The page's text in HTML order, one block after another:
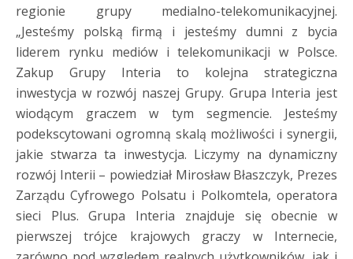
regionie grupy medialno-telekomunikacyjnej.
„Jesteśmy polską firmą i jesteśmy dumni z bycia
liderem rynku mediów i telekomunikacji w Polsce.
Zakup Grupy Interia to kolejna strategiczna
inwestycja w rozwój naszej Grupy. Grupa Interia jest
wiodącym graczem w tym segmencie. Jesteśmy
podekscytowani ogromną skalą możliwości i synergii,
jakie stwarza ta inwestycja. Liczymy na dynamiczny
rozwój Interii – powiedział Mirosław Błaszczyk, Prezes
Zarządu Cyfrowego Polsatu i Polkomtela, operatora
sieci Plus. Grupa Interia znajduje się obecnie w
pierwszej trójce krajowych graczy w Internecie,